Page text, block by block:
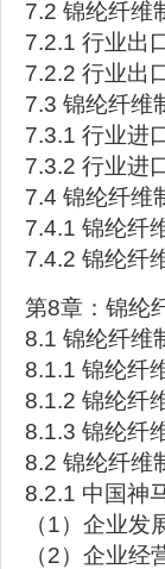
7.2 锦纶纤维
7.2.1 行业出
7.2.2 行业出
7.3 锦纶纤维
7.3.1 行业进
7.3.2 行业进
7.4 锦纶纤维
7.4.1 锦纶纤
7.4.2 锦纶纤
第8章：锦纶
8.1 锦纶纤维
8.1.1 锦纶纤
8.1.2 锦纶纤
8.1.3 锦纶纤
8.2 锦纶纤维
8.2.1 中国神
（1）企业发
（2）企业经